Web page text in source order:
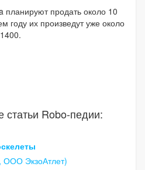
планируют продать около 10
году их произведут уже около
статьи Robo-педии:
ООО ЭкзоАтлет)